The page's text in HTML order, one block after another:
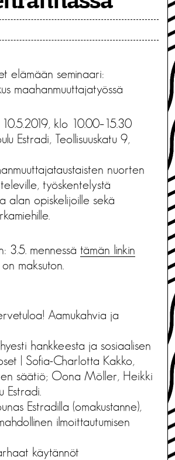
elämään seminaari:
maahanmuuttajatyössä
klo 10.00–15.30
Estradi, Teollisuuskatu 9,
nuorten
työskentelystä
alan opiskelijoille sekä
3.5. mennessä tämän linkin
on maksuton.
Aamukahvia ja
hankkeesta ja sosiaalisen
| Sofia-Charlotta Kakko,
säätiö; Oona Möller, Heikki
Estradi.
Estradilla (omakustanne),
ilmoittautumisen
käytännöt